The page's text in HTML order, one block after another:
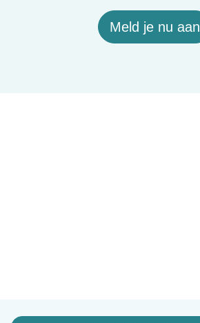
Meld je nu aan